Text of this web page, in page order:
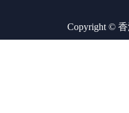
Copyright © 香